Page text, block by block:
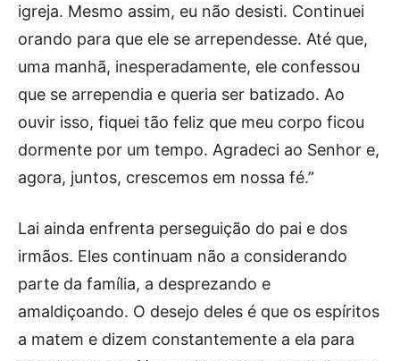
igreja. Mesmo assim, eu não desisti. Continuei
orando para que ele se arrependesse. Até que,
uma manhã, inesperadamente, ele confessou
que se arrependia e queria ser batizado. Ao
ouvir isso, fiquei tão feliz que meu corpo ficou
dormente por um tempo. Agradeci ao Senhor e,
agora, juntos, crescemos em nossa fé.”
Lai ainda enfrenta perseguição do pai e dos
irmãos. Eles continuam não a considerando
parte da família, a desprezando e
amaldiçoando. O desejo deles é que os espíritos
a matem e dizem constantemente a ela para